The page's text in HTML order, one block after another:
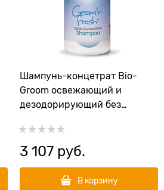
Шампунь-концетрат Bio-
Groom освежающий и
дезодорирующий без
3 107 руб.
В корзину